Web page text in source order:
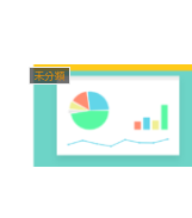
未分類